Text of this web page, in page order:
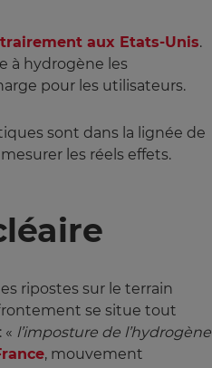
aux Etats-Unis.
à hydrogène les
pour les utilisateurs.
sont dans la lignée de
les réels effets.
ripostes sur le terrain
se situe tout
« l’imposture de l’hydrogène
, mouvement